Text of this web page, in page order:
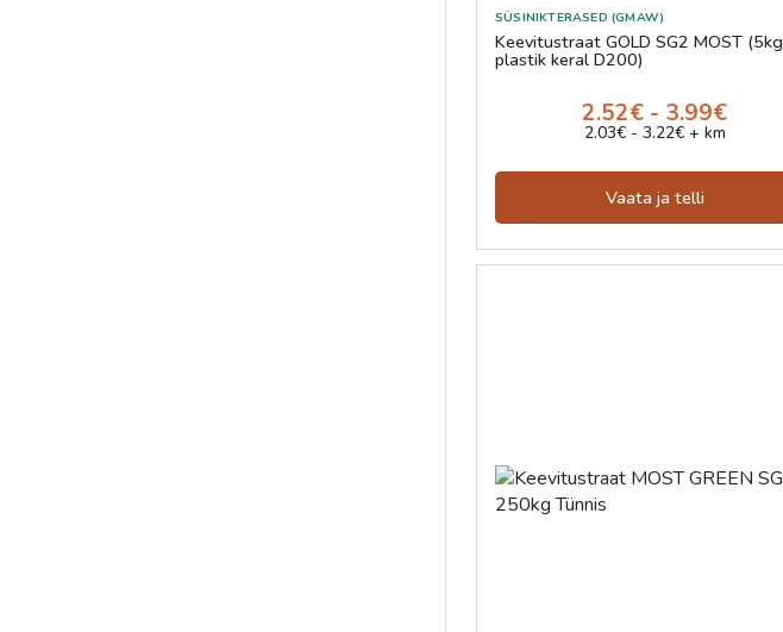
SÜSINIKTERASED (GMAW)
Keevitustraat GOLD SG2 MOST (5kg
plastik keral D200)
2.52€ - 3.99€
2.03€ - 3.22€ + km
Vaata ja telli